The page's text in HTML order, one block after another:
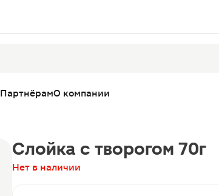
ПартнёрамО компании
Слойка с творогом 70г
Нет в наличии